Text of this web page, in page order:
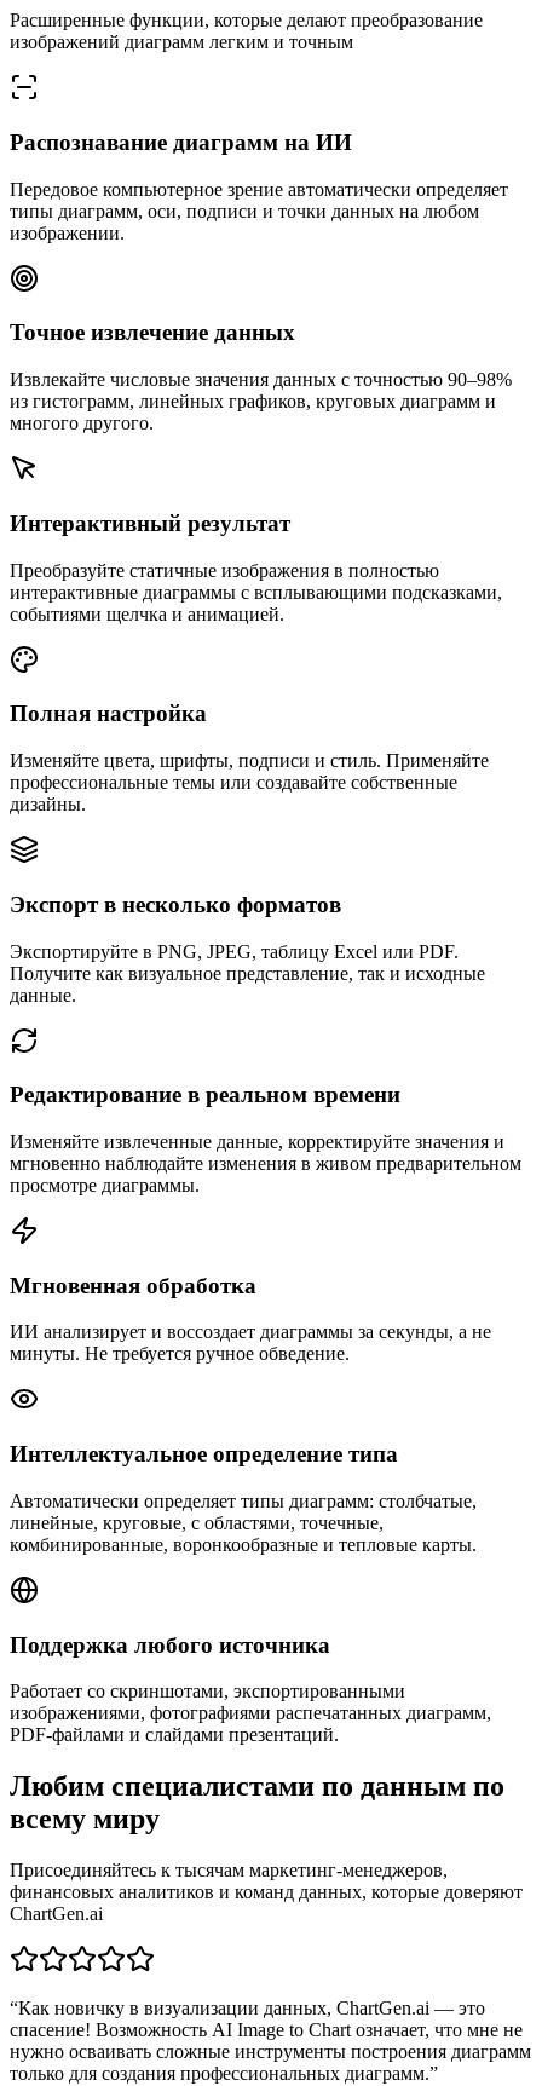
Расширенные функции, которые делают преобразование
изображений диаграмм легким и точным
Распознавание диаграмм на ИИ
Передовое компьютерное зрение автоматически определяет
типы диаграмм, оси, подписи и точки данных на любом
изображении.
Точное извлечение данных
Извлекайте числовые значения данных с точностью 90–98%
из гистограмм, линейных графиков, круговых диаграмм и
многого другого.
Интерактивный результат
Преобразуйте статичные изображения в полностью
интерактивные диаграммы с всплывающими подсказками,
событиями щелчка и анимацией.
Полная настройка
Изменяйте цвета, шрифты, подписи и стиль. Применяйте
профессиональные темы или создавайте собственные
дизайны.
Экспорт в несколько форматов
Экспортируйте в PNG, JPEG, таблицу Excel или PDF.
Получите как визуальное представление, так и исходные
данные.
Редактирование в реальном времени
Изменяйте извлеченные данные, корректируйте значения и
мгновенно наблюдайте изменения в живом предварительном
просмотре диаграммы.
Мгновенная обработка
ИИ анализирует и воссоздает диаграммы за секунды, а не
минуты. Не требуется ручное обведение.
Интеллектуальное определение типа
Автоматически определяет типы диаграмм: столбчатые,
линейные, круговые, с областями, точечные,
комбинированные, воронкообразные и тепловые карты.
Поддержка любого источника
Работает со скриншотами, экспортированными
изображениями, фотографиями распечатанных диаграмм,
PDF-файлами и слайдами презентаций.
Любим специалистами по данным по
всему миру
Присоединяйтесь к тысячам маркетинг-менеджеров,
финансовых аналитиков и команд данных, которые доверяют
ChartGen.ai
“Как новичку в визуализации данных, ChartGen.ai — это
спасение! Возможность AI Image to Chart означает, что мне не
нужно осваивать сложные инструменты построения диаграмм
только для создания профессиональных диаграмм.”